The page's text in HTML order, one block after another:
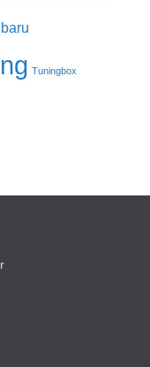
Tuningbox